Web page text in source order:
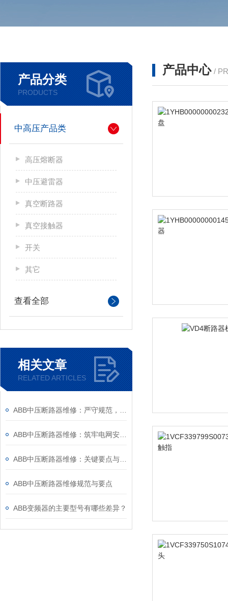
产品分类
PRODUCTS
中高压产品类
高压熔断器
中压避雷器
真空断路器
真空接触器
开关
其它
查看全部
相关文章
RELATED ARTICLES
ABB中压断路器维修规范与要点
ABB变频器的主要型号有哪些差异？
产品中心 /